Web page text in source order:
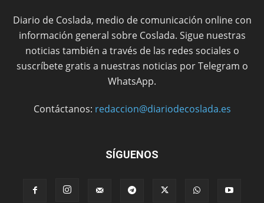
Diario de Coslada, medio de comunicación online con
información general sobre Coslada. Sigue nuestras
noticias también a través de las redes sociales o
suscríbete gratis a nuestras noticias por Telegram o
WhatsApp.
Contáctanos: redaccion@diariodecoslada.es
SÍGUENOS